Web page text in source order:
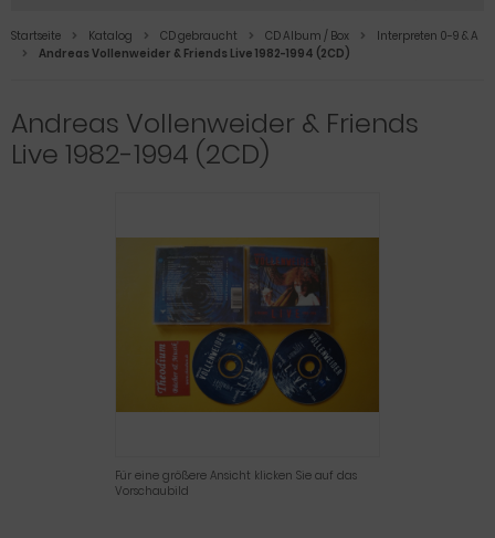
Startseite Katalog CD gebraucht CD Album / Box
Interpreten 0-9 & A
Andreas Vollenweider & Friends Live 1982-1994 (2CD)
Andreas Vollenweider & Friends
Live 1982-1994 (2CD)
Für eine größere Ansicht klicken Sie auf das
Vorschaubild